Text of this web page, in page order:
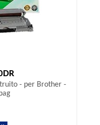
- per Brother -